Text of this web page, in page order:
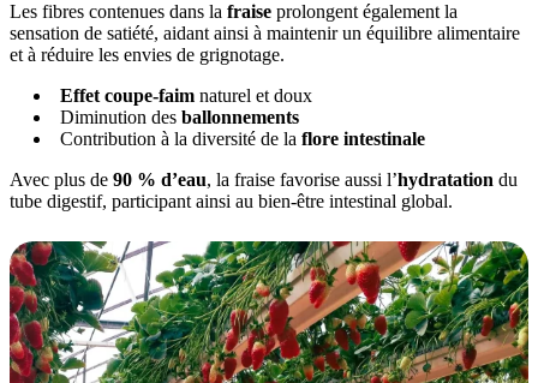
Les fibres contenues dans la fraise prolongent également la
sensation de satiété, aidant ainsi à maintenir un équilibre alimentaire
et à réduire les envies de grignotage.
Effet coupe-faim naturel et doux
Diminution des ballonnements
Contribution à la diversité de la flore intestinale
Avec plus de 90 % d’eau, la fraise favorise aussi l’hydratation du
tube digestif, participant ainsi au bien-être intestinal global.